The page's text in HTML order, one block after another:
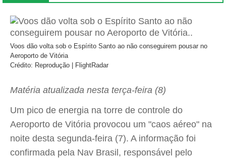
Voos dão volta sob o Espírito Santo ao não conseguirem pousar no
Aeroporto de Vitória
Crédito: Reprodução | FlightRadar
Matéria atualizada nesta terça-feira (8)
Um pico de energia na torre de controle do
Aeroporto de Vitória provocou um "caos aéreo" na
noite desta segunda-feira (7). A informação foi
confirmada pela Nav Brasil, responsável pelo